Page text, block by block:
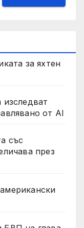
за яхтен
от AI
със
през